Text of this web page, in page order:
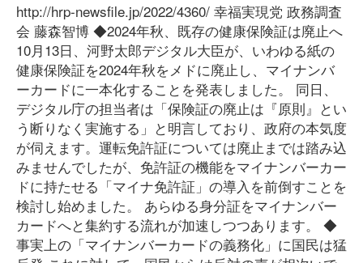
http://hrp-newsfile.jp/2022/4360/ 幸福実現党 政務調査
会 藤森智博 ◆2024年秋、既存の健康保険証は廃止へ
10月13日、河野太郎デジタル大臣が、いわゆる紙の
健康保険証を2024年秋をメドに廃止し、マイナンバ
ーカードに一本化することを発表しました。 同日、
デジタル庁の担当者は「保険証の廃止は『原則』とい
う断りなく実施する」と明言しており、政府の本気度
が伺えます。運転免許証については廃止までは踏み込
みませんでしたが、免許証の機能をマイナンバーカー
ドに持たせる「マイナ免許証」の導入を前倒すことを
検討し始めました。 あらゆる身分証をマイナンバー
カードへと集約する流れが加速しつつあります。 ◆
事実上の「マイナンバーカードの義務化」に国民は猛